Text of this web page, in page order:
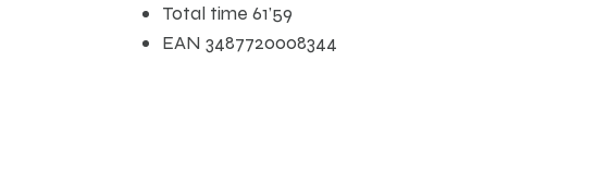
Total time 61’59
EAN 3487720008344